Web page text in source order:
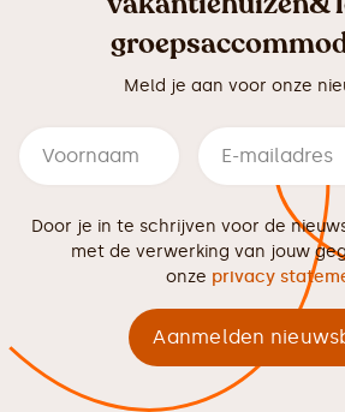
Meld je aan voor onze
Door je in te schrijven voor de
met de verwerking van jouw
onze privacy